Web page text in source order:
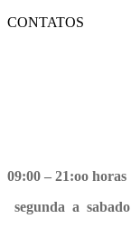
CONTATOS
09:00 – 21:oo horas
segunda a sabado